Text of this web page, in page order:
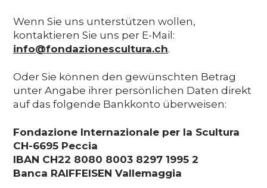
Wenn Sie uns unterstützen wollen,
kontaktieren Sie uns per E-Mail:
info@fondazionescultura.ch.
Oder Sie können den gewünschten Betrag
unter Angabe ihrer persönlichen Daten direkt
auf das folgende Bankkonto überweisen:
Fondazione Internazionale per la Scultura
CH-6695 Peccia
IBAN CH22 8080 8003 8297 1995 2
Banca RAIFFEISEN Vallemaggia